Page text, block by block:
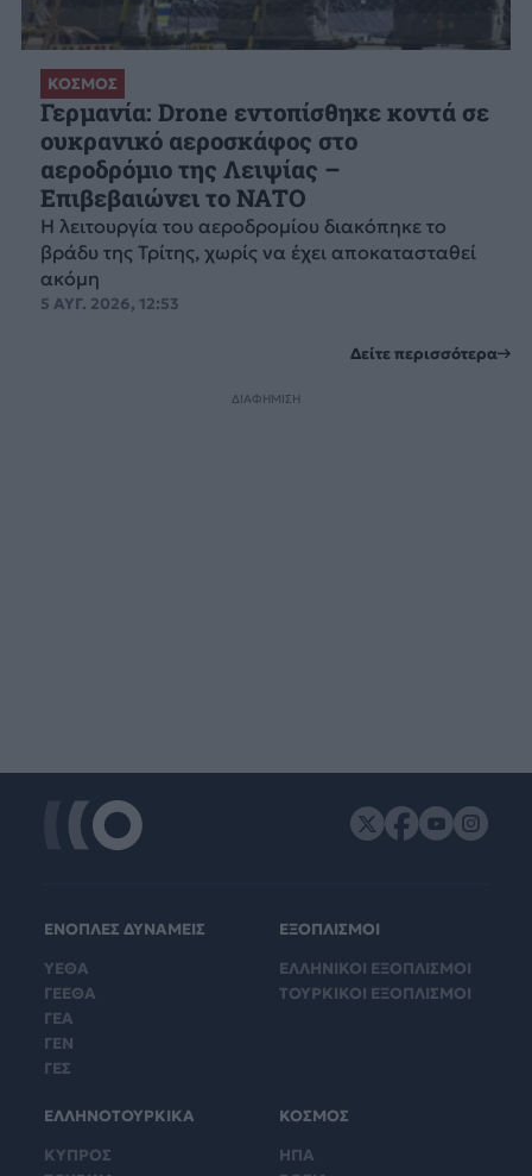
ΚΟΣΜΟΣ
Γερμανία: Drone εντοπίσθηκε κοντά σε
ουκρανικό αεροσκάφος στο
αεροδρόμιο της Λειψίας –
Επιβεβαιώνει το ΝΑΤΟ
Η λειτουργία του αεροδρομίου διακόπηκε το
βράδυ της Τρίτης, χωρίς να έχει αποκατασταθεί
ακόμη
5 ΑΥΓ. 2026, 12:53
Δείτε περισσότερα
ΔΙΑΦΗΜΙΣΗ
ΕΝΟΠΛΕΣ ΔΥΝΑΜΕΙΣ
ΥΕΘΑ
ΓΕΕΘΑ
ΓΕΑ
ΓΕΝ
ΓΕΣ
ΕΞΟΠΛΙΣΜΟΙ
ΕΛΛΗΝΙΚΟΙ ΕΞΟΠΛΙΣΜΟΙ
ΤΟΥΡΚΙΚΟΙ ΕΞΟΠΛΙΣΜΟΙ
ΕΛΛΗΝΟΤΟΥΡΚΙΚΑ
ΚΥΠΡΟΣ
ΚΟΣΜΟΣ
ΗΠΑ